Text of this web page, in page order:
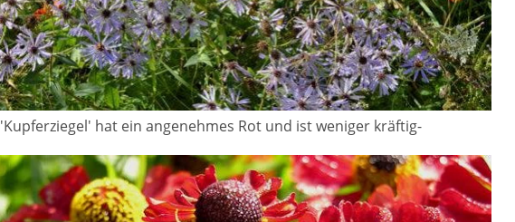
'Kupferziegel' hat ein angenehmes Rot und ist weniger kräftig-